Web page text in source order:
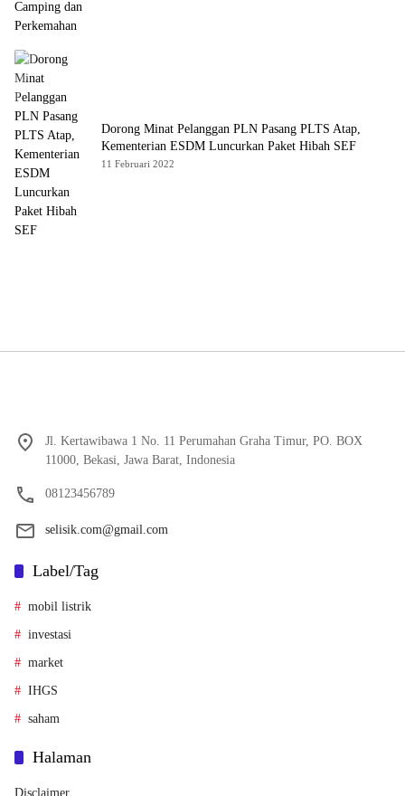
Dorong Minat Pelanggan PLN Pasang PLTS Atap,
Kementerian ESDM Luncurkan Paket Hibah SEF
11 Februari 2022
Jl. Kertawibawa 1 No. 11 Perumahan Graha Timur, PO. BOX
11000, Bekasi, Jawa Barat, Indonesia
08123456789
selisik.com@gmail.com
Label/Tag
mobil listrik
investasi
market
IHGS
saham
Halaman
Disclaimer